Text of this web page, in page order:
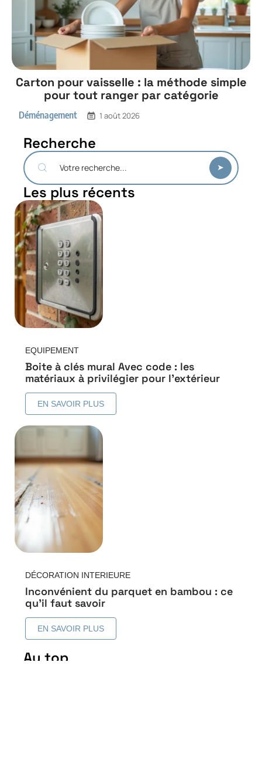
Carton pour vaisselle : la méthode simple
pour tout ranger par catégorie
Déménagement 1 août 2026
Recherche
Les plus récents
EQUIPEMENT
Boite à clés mural Avec code : les
matériaux à privilégier pour l’extérieur
EN SAVOIR PLUS
DÉCORATION INTERIEURE
Inconvénient du parquet en bambou : ce
qu’il faut savoir
EN SAVOIR PLUS
Au top